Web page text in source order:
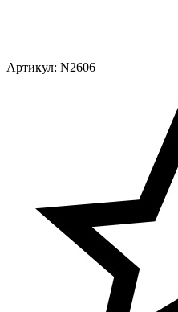
Артикул: N2606